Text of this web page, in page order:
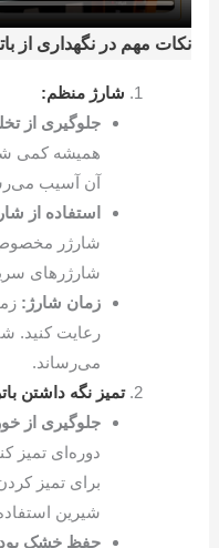
نکات مهم در نگهداری از
شارژ منظم:
جلوگیری از
همیشه کمی
آن آسیب
استفاده از
شارژر مخصوص
شارژرهای
زمان شارژ:
رعایت کنید.
می‌رساند.
تمیز نگه داشتن
جلوگیری از
دوره‌ای تمیز
برای تمیز
شیرین
حفظ خشک